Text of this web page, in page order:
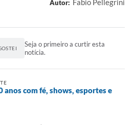
Autor: Fabio Pellegrini
Seja o primeiro a curtir esta
notícia.
anos com fé, shows, esportes e